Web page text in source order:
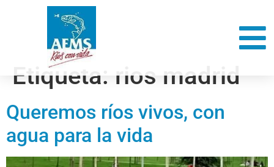
Etiqueta: rios madrid
Queremos ríos vivos, con
agua para la vida